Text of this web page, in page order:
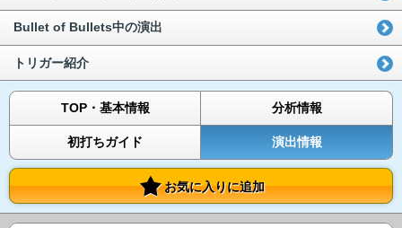
Bullet of Bullets中の演出
トリガー紹介
TOP・基本情報 分析情報
初打ちガイド 演出情報
お気に入りに追加